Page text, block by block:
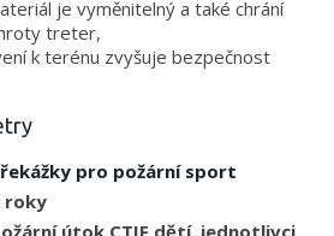
je vyměnitelný a také chrání
treter,
k terénu zvyšuje bezpečnost
pro požární sport
roky